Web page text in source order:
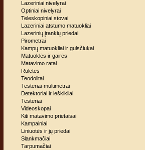
Lazeriniai nivelyrai
Optiniai nivelyrai
Teleskopiniai stovai
Lazeriniai atstumo matuokliai
Lazerinių įrankių priedai
Pirometrai
Kampų matuokliai ir gulsčiukai
Matuoklės ir gairės
Matavimo ratai
Ruletės
Teodolitai
Testeriai-multimetrai
Detektoriai ir ieškikliai
Testeriai
Videoskopai
Kiti matavimo prietaisai
Kampainiai
Liniuotės ir jų priedai
Slankmačiai
Tarpumačiai